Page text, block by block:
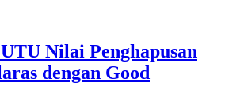
Nilai Penghapusan
dengan Good